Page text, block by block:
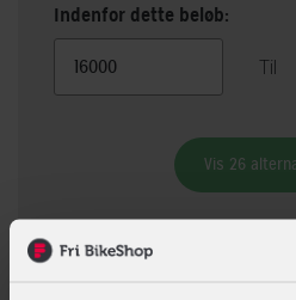
Indenfor dette beløb:
Til
Vis 26
Beskrivelse